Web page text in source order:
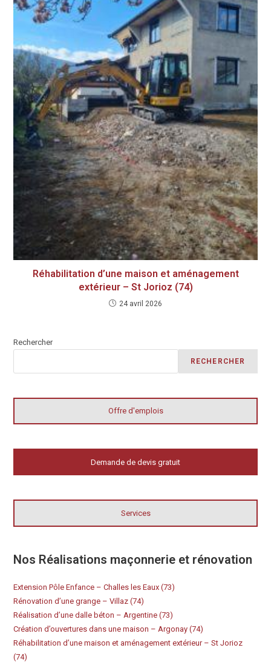
Réhabilitation d’une maison et aménagement
extérieur – St Jorioz (74)
24 avril 2026
Rechercher
RECHERCHER
Offre d'emplois
Demande de devis gratuit
Services
Nos Réalisations maçonnerie et rénovation
Extension Pôle Enfance – Challes les Eaux (73)
Rénovation d’une grange – Villaz (74)
Réalisation d’une dalle béton – Argentine (73)
Création d’ouvertures dans une maison – Argonay (74)
Réhabilitation d’une maison et aménagement extérieur – St Jorioz
(74)